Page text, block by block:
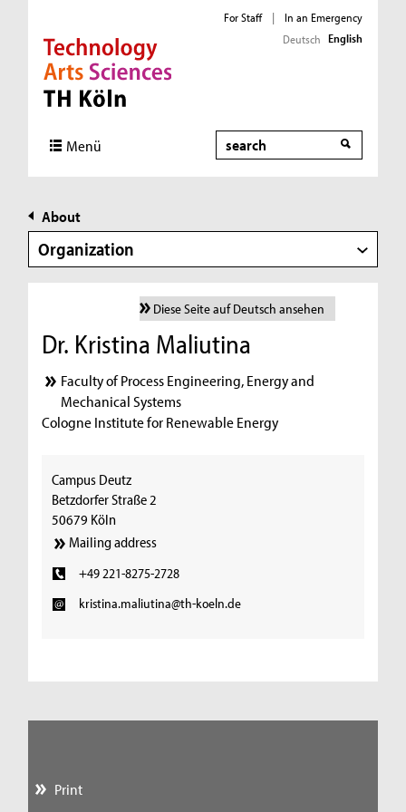
Direkt zur Hauptnavigation
Direkt zur Subnavigation
Direkt zum Inhalt
Direkt zum Fußbereich
For Staff |
In an Emergency
Deutsch English
Menü Search
About
Organization
Diese Seite auf Deutsch ansehen
Dr. Kristina Maliutina
Faculty of Process Engineering, Energy and
Mechanical Systems
Cologne Institute for Renewable Energy
Campus Deutz
Betzdorfer Straße 2
50679 Köln
Mailing address
+49 221-8275-2728
kristina.maliutina@th-koeln.de
Print